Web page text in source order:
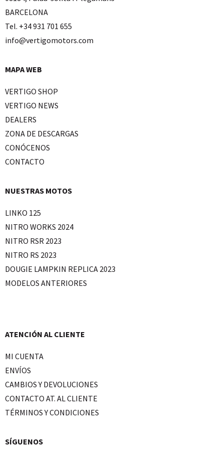
BARCELONA
Tel. +34 931 701 655
info@vertigomotors.com
MAPA WEB
VERTIGO SHOP
VERTIGO NEWS
DEALERS
ZONA DE DESCARGAS
CONÓCENOS
CONTACTO
NUESTRAS MOTOS
LINKO 125
NITRO WORKS 2024
NITRO RSR 2023
NITRO RS 2023
DOUGIE LAMPKIN REPLICA 2023
MODELOS ANTERIORES
ATENCIÓN AL CLIENTE
MI CUENTA
ENVÍOS
CAMBIOS Y DEVOLUCIONES
CONTACTO AT. AL CLIENTE
TÉRMINOS Y CONDICIONES
SÍGUENOS